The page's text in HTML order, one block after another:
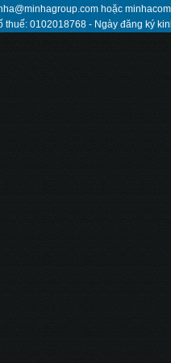
hoặc
thuế: 0102018768 - Ngày đăng ký